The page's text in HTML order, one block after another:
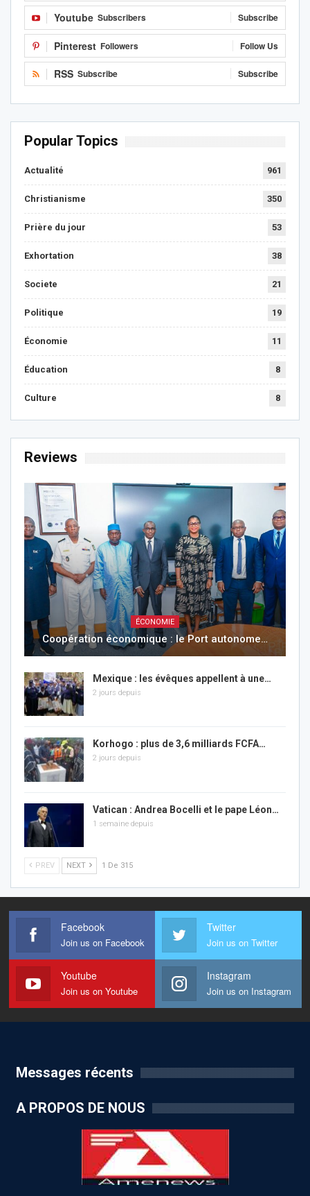
Youtube Subscribers Subscribe
Pinterest Followers Follow Us
RSS Subscribe Subscribe
Popular Topics
Actualité 961
Christianisme 350
Prière du jour 53
Exhortation 38
Societe 21
Politique 19
Économie 11
Éducation 8
Culture 8
Reviews
ÉCONOMIE
Coopération économique : le Port autonome…
Mexique : les évêques appellent à une…
2 jours depuis
Korhogo : plus de 3,6 milliards FCFA…
2 jours depuis
Vatican : Andrea Bocelli et le pape Léon…
1 semaine depuis
PREV NEXT 1 De 315
Facebook
Join us on Facebook
Twitter
Join us on Twitter
Youtube
Join us on Youtube
Instagram
Join us on Instagram
Messages récents
A PROPOS DE NOUS